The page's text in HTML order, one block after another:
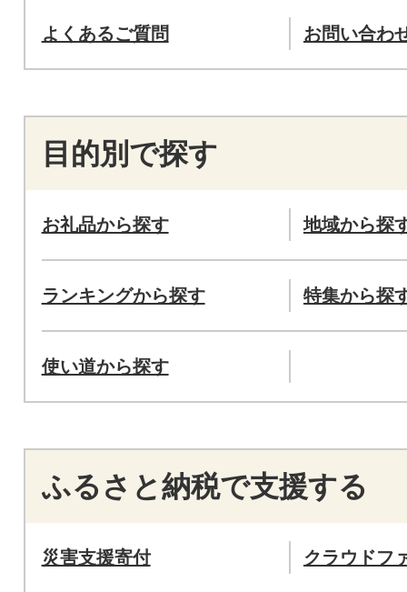
よくあるご質問 お問い合わ
目的別で探す
お礼品から探す 地域から探
ランキングから探す 特集から探
使い道から探す
ふるさと納税で支援する
災害支援寄付 クラウドフ